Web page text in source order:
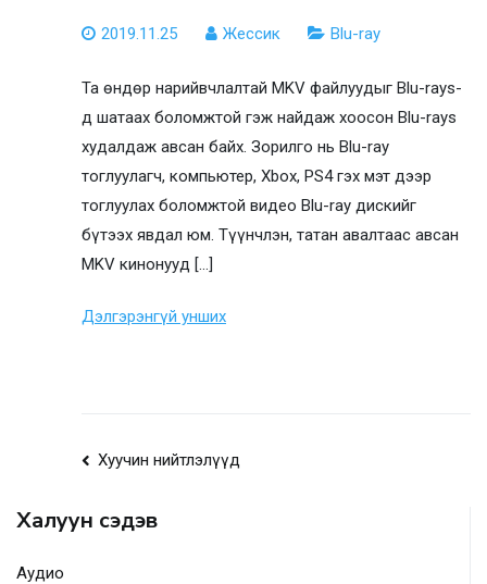
2019.11.25 Жессик Blu-ray
Та өндөр нарийвчлалтай MKV файлуудыг Blu-rays-
д шатаах боломжтой гэж найдаж хоосон Blu-rays
худалдаж авсан байх. Зорилго нь Blu-ray
тоглуулагч, компьютер, Xbox, PS4 гэх мэт дээр
тоглуулах боломжтой видео Blu-ray дискийг
бүтээх явдал юм. Түүнчлэн, татан авалтаас авсан
MKV кинонууд [...]
Дэлгэрэнгүй унших
Нийтлэлийн
навигаци
Хуучин нийтлэлүүд
Халуун сэдэв
Аудио